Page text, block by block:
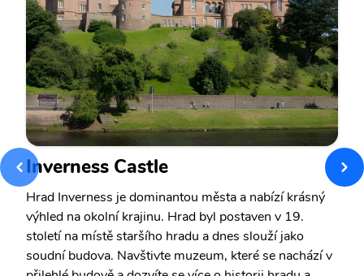
Inverness Castle
Hrad Inverness je dominantou města a nabízí krásný
výhled na okolní krajinu. Hrad byl postaven v 19.
století na místě staršího hradu a dnes slouží jako
soudní budova. Navštivte muzeum, které se nachází v